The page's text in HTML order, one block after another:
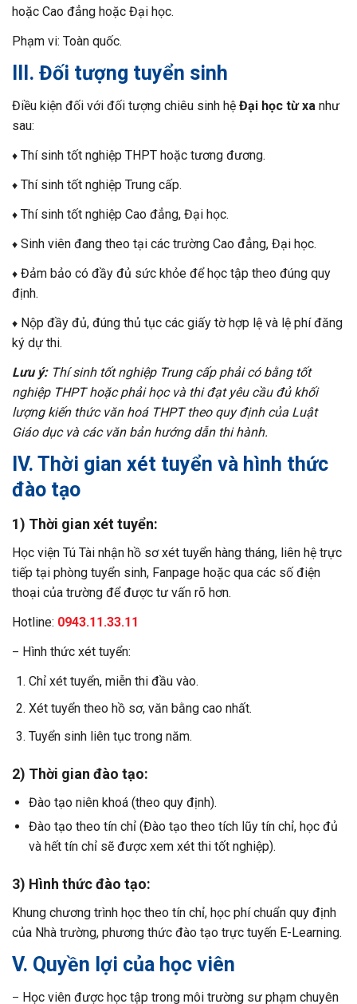
hoặc Cao đẳng hoặc Đại học.
Phạm vi: Toàn quốc.
III. Đối tượng tuyển sinh
Điều kiện đối với đối tượng chiêu sinh hệ Đại học từ xa như
sau:
♦ Thí sinh tốt nghiệp THPT hoặc tương đương.
♦ Thí sinh tốt nghiệp Trung cấp.
♦ Thí sinh tốt nghiệp Cao đẳng, Đại học.
♦ Sinh viên đang theo tại các trường Cao đẳng, Đại học.
♦ Đảm bảo có đầy đủ sức khỏe để học tập theo đúng quy
định.
♦ Nộp đầy đủ, đúng thủ tục các giấy tờ hợp lệ và lệ phí đăng
ký dự thi.
Lưu ý:Thí sinh tốt nghiệp Trung cấp phải có bằng tốt
nghiệp THPT hoặc phải học và thi đạt yêu cầu đủ khối
lượng kiến thức văn hoá THPT theo quy định của Luật
Giáo dục và các văn bản hướng dẫn thi hành.
IV. Thời gian xét tuyển và hình thức
đào tạo
1) Thời gian xét tuyển:
Học viện Tú Tài nhận hồ sơ xét tuyển hàng tháng, liên hệ trực
tiếp tại phòng tuyển sinh, Fanpage hoặc qua các số điện
thoại của trường để được tư vấn rõ hơn.
Hotline: 0943.11.33.11
– Hình thức xét tuyển:
Chỉ xét tuyển, miễn thi đầu vào.
Xét tuyển theo hồ sơ, văn bằng cao nhất.
Tuyển sinh liên tục trong năm.
2) Thời gian đào tạo:
Đào tạo niên khoá (theo quy định).
Đào tạo theo tín chỉ (Đào tạo theo tích lũy tín chỉ, học đủ
và hết tín chỉ sẽ được xem xét thi tốt nghiệp).
3) Hình thức đào tạo:
Khung chương trình học theo tín chỉ, học phí chuẩn quy định
của Nhà trường, phương thức đào tạo trực tuyến E-Learning.
V. Quyền lợi của học viên
– Học viên được học tập trong môi trường sư phạm chuyên